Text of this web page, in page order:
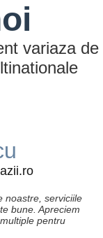
variaza de
noastre, serviciile
bune. Apreciem
pentru